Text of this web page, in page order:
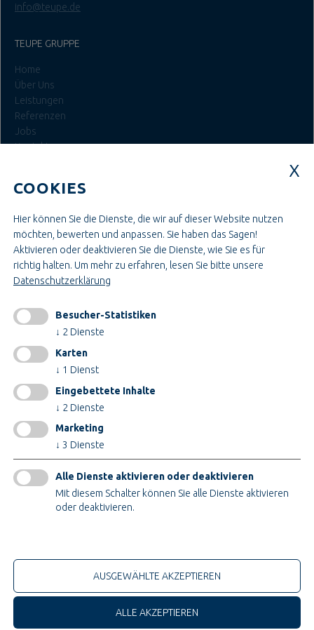
info@teupe.de
TEUPE GRUPPE
Home
Über Uns
Leistungen
Referenzen
Jobs
Kontakt
Ausbildung & Studium
Bau- & Projektleitung
Administration & Verwaltung
Handwerk & Montage
Konstruktion & Technik
INFORMATIONEN
Impressum
AGB
Datenschutz
Cookieeinstellungen ändern
ZERTIFIKATE
© 2026 Teupe Holding GmbH
COOKIES
Hier können Sie die Dienste, die wir auf dieser Website nutzen
möchten, bewerten und anpassen. Sie haben das Sagen!
Aktivieren oder deaktivieren Sie die Dienste, wie Sie es für
richtig halten. Um mehr zu erfahren, lesen Sie bitte unsere
Datenschutzerklärung
Besucher-Statistiken
↓ 2 Dienste
Karten
↓ 1 Dienst
Eingebettete Inhalte
↓ 2 Dienste
Marketing
↓ 3 Dienste
Alle Dienste aktivieren oder deaktivieren
Mit diesem Schalter können Sie alle Dienste aktivieren
oder deaktivieren.
AUSGEWÄHLTE AKZEPTIEREN
ALLE AKZEPTIEREN